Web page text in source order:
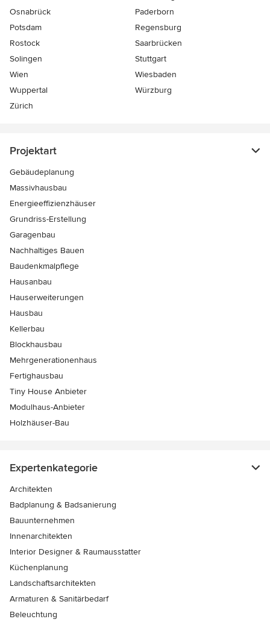
Osnabrück
Paderborn
Potsdam
Regensburg
Rostock
Saarbrücken
Solingen
Stuttgart
Wien
Wiesbaden
Wuppertal
Würzburg
Zürich
Projektart
Gebäudeplanung
Massivhausbau
Energieeffizienzhäuser
Grundriss-Erstellung
Garagenbau
Nachhaltiges Bauen
Baudenkmalpflege
Hausanbau
Hauserweiterungen
Hausbau
Kellerbau
Blockhausbau
Mehrgenerationenhaus
Fertighausbau
Tiny House Anbieter
Modulhaus-Anbieter
Holzhäuser-Bau
Expertenkategorie
Architekten
Badplanung & Badsanierung
Bauunternehmen
Innenarchitekten
Interior Designer & Raumausstatter
Küchenplanung
Landschaftsarchitekten
Armaturen & Sanitärbedarf
Beleuchtung